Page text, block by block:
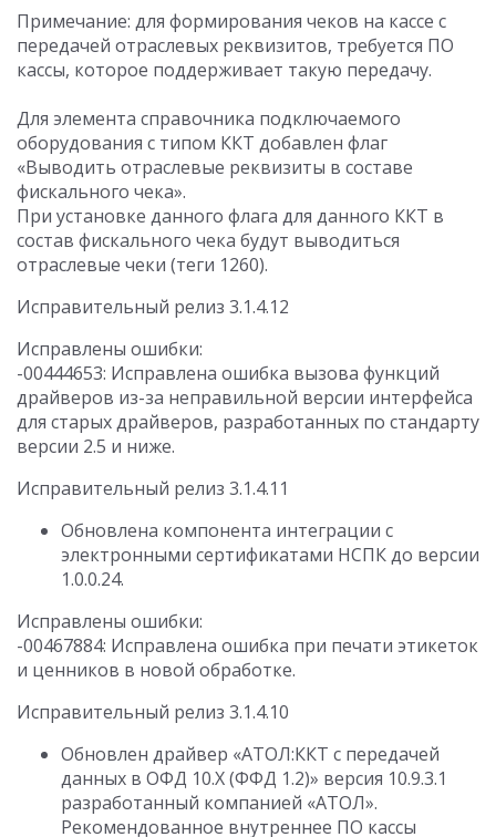
Примечание: для формирования чеков на кассе с
передачей отраслевых реквизитов, требуется ПО
кассы, которое поддерживает такую передачу.
Для элемента справочника подключаемого
оборудования c типом ККТ добавлен флаг
«Выводить отраслевые реквизиты в составе
фискального чека».
При установке данного флага для данного ККТ в
состав фискального чека будут выводиться
отраслевые чеки (теги 1260).
Исправительный релиз 3.1.4.12
Исправлены ошибки:
-00444653: Исправлена ошибка вызова функций
драйверов из-за неправильной версии интерфейса
для старых драйверов, разработанных по стандарту
версии 2.5 и ниже.
Исправительный релиз 3.1.4.11
Обновлена компонента интеграции с
электронными сертификатами НСПК до версии
1.0.0.24.
Исправлены ошибки:
-00467884: Исправлена ошибка при печати этикеток
и ценников в новой обработке.
Исправительный релиз 3.1.4.10
Обновлен драйвер «АТОЛ:ККТ с передачей
данных в ОФД 10.Х (ФФД 1.2)» версия 10.9.3.1
разработанный компанией «АТОЛ».
Рекомендованное внутреннее ПО кассы